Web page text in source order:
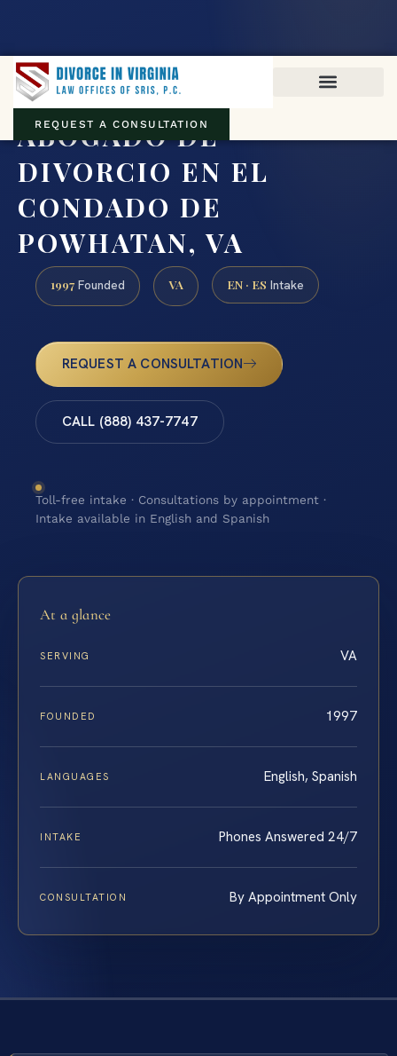
REQUEST A CONSULTATION
ABOGADO DE
DIVORCIO EN EL
CONDADO DE
POWHATAN, VA
1997 Founded VA EN · ES Intake
REQUEST A CONSULTATION
CALL (888) 437-7747
Toll-free intake · Consultations by appointment ·
Intake available in English and Spanish
At a glance
SERVING VA
FOUNDED 1997
LANGUAGES English, Spanish
INTAKE Phones Answered 24/7
CONSULTATION By Appointment Only